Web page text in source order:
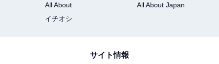
All About
All About Japan
イチオシ
サイト情報